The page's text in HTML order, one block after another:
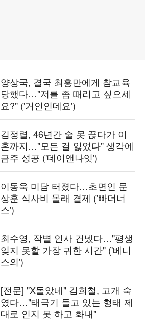
양상국, 결국 최홍만에게 참교육
당했다…"저를 좀 때리고 싶으세
요?" ('거인인데요')
김정렬, 46년간 술 못 끊다가 이
혼까지…"모든 걸 잃었다" 생각에
금주 성공 ('데이앤나잇')
이동욱 미담 터졌다…초면인 문
상훈 식사비 몰래 결제 ('빠더너
스')
최수영, 작별 인사 건넸다…"평생
잊지 못할 가장 귀한 시간" ('베니
스의')
[전문] "X돌았네" 김희철, 고개 숙
였다…"태극기 들고 있는 형태 제
대로 인지 못 하고 화내"